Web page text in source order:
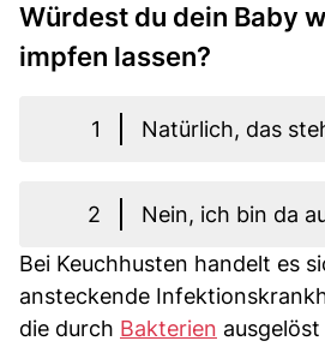
Würdest du dein Baby
impfen lassen?
1 Natürlich, das
2
Nein, ich bin da
Bei Keuchhusten handelt es
ansteckende
die durch Bakterien